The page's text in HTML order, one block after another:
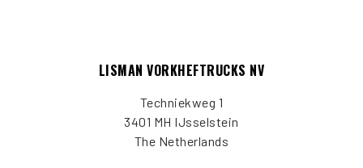
LISMAN VORKHEFTRUCKS NV
Techniekweg 1
3401 MH IJsselstein
The Netherlands